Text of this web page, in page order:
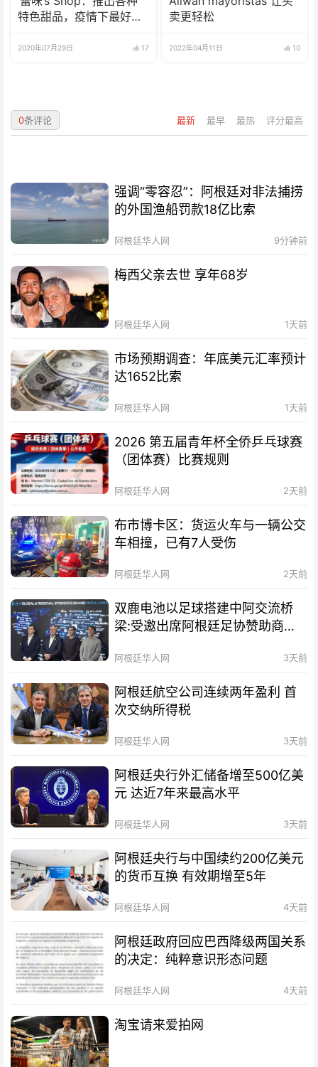
特色甜品，疫情下最好的
2020年07月29日 17
卖更轻松
2022年04月11日 10
最新 最早 最热 评分最高
0条评论
强调“零容忍”：阿根廷对非法捕捞
的外国渔船罚款18亿比索
阿根廷华人网 9分钟前
梅西父亲去世 享年68岁
阿根廷华人网 1天前
市场预期调查：年底美元汇率预计
达1652比索
阿根廷华人网 1天前
2026 第五届青年杯全侨乒乓球赛
（团体赛）比赛规则
阿根廷华人网 2天前
布市博卡区：货运火车与一辆公交
车相撞，已有7人受伤
阿根廷华人网 2天前
双鹿电池以足球搭建中阿交流桥
梁:受邀出席阿根廷足协赞助商招
阿根廷华人网 3天前
阿根廷航空公司连续两年盈利 首
次交纳所得税
阿根廷华人网 3天前
阿根廷央行外汇储备增至500亿美
元 达近7年来最高水平
阿根廷华人网 3天前
阿根廷央行与中国续约200亿美元
的货币互换 有效期增至5年
阿根廷华人网 4天前
阿根廷政府回应巴西降级两国关系
的决定：纯粹意识形态问题
阿根廷华人网 4天前
淘宝请来爱拍网